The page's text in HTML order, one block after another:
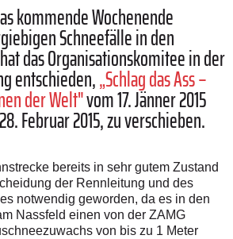
kommende Wochenende
Schneefälle in den
das Organisationskomitee in der
entschieden,„Schlag das Ass –
der Welt"vom 17. Jänner 2015
Februar 2015, zu verschieben.
bereits in sehr gutem Zustand
der Rennleitung und des
notwendig geworden, da es in den
Nassfeld einen von der ZAMG
von bis zu 1 Meter